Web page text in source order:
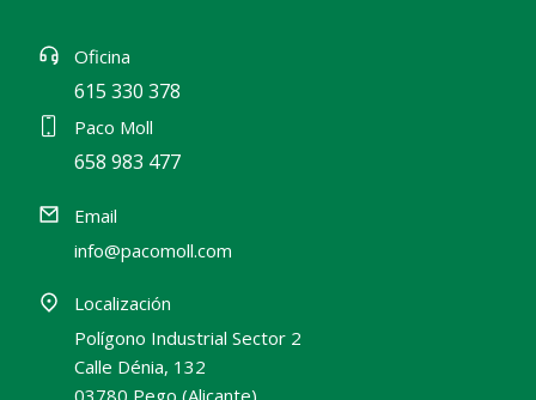
Oficina
615 330 378
Paco Moll
658 983 477
Email
info@pacomoll.com
Localización
Polígono Industrial Sector 2
Calle Dénia, 132
03780 Pego (Alicante)